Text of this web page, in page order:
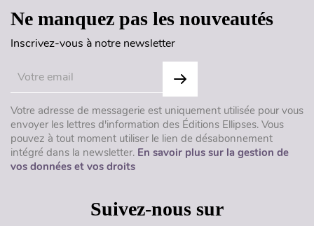
Ne manquez pas les nouveautés
Inscrivez-vous à notre newsletter
Votre adresse de messagerie est uniquement utilisée pour vous
envoyer les lettres d'information des Éditions Ellipses. Vous
pouvez à tout moment utiliser le lien de désabonnement
intégré dans la newsletter. En savoir plus sur la gestion de
vos données et vos droits
Suivez-nous sur